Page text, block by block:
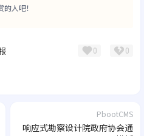
人吧！
0 0
PbootCMS
响应式勘察设计院政府协会通